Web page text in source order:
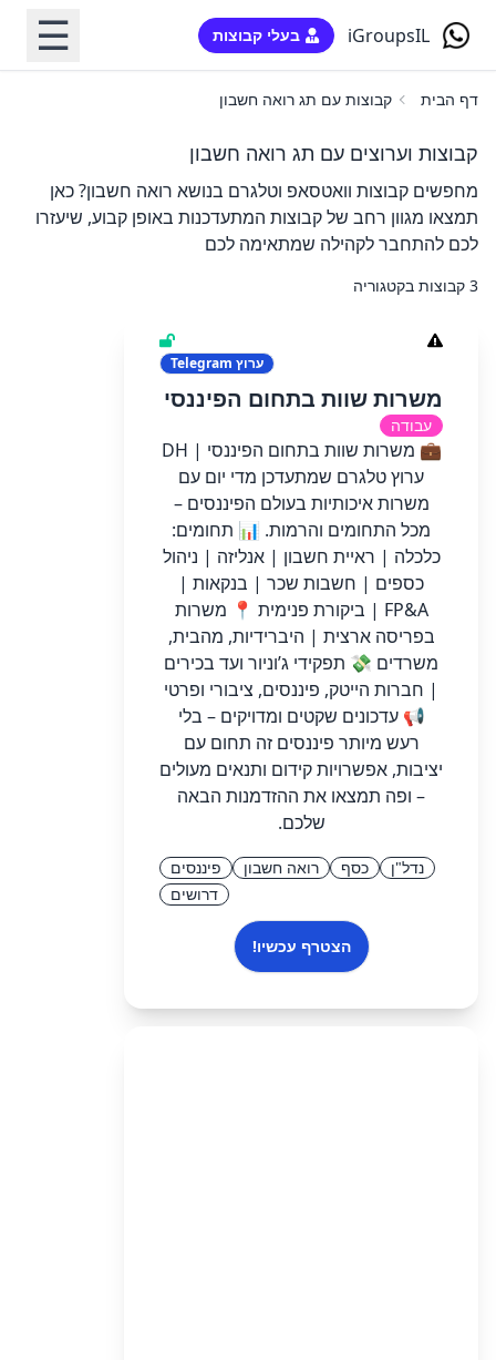
iGroupsIL בעלי קבוצות ☰
דף הבית קבוצות עם תג רואה חשבון
קבוצות וערוצים עם תג רואה חשבון
מחפשים קבוצות וואטסאפ וטלגרם בנושא רואה חשבון? כאן
תמצאו מגוון רחב של קבוצות המתעדכנות באופן קבוע, שיעזרו
לכם להתחבר לקהילה שמתאימה לכם
3 קבוצות בקטגוריה
ערוץ
משרות שוות בתחום הפיננסי
עבודה
💼 משרות שוות בתחום הפיננסי | DH
ערוץ טלגרם שמתעדכן מדי יום עם
משרות איכותיות בעולם הפיננסים –
מכל התחומים והרמות. 📊 תחומים:
כלכלה | ראיית חשבון | אנליזה | ניהול
כספים | חשבות שכר | בנקאות |
FP&A | ביקורת פנימית 📍 משרות
בפריסה ארצית | היברידיות, מהבית,
משרדים 💸 תפקידי ג’וניור ועד בכירים
| חברות הייטק, פיננסים, ציבורי ופרטי
📢 עדכונים שקטים ומדויקים – בלי
רעש מיותר פיננסים זה תחום עם
יציבות, אפשרויות קידום ותנאים מעולים
– ופה תמצאו את ההזדמנות הבאה
שלכם.
נדל"ן כסף רואה חשבון
פיננסים
דרושים
הצטרף עכשיו!